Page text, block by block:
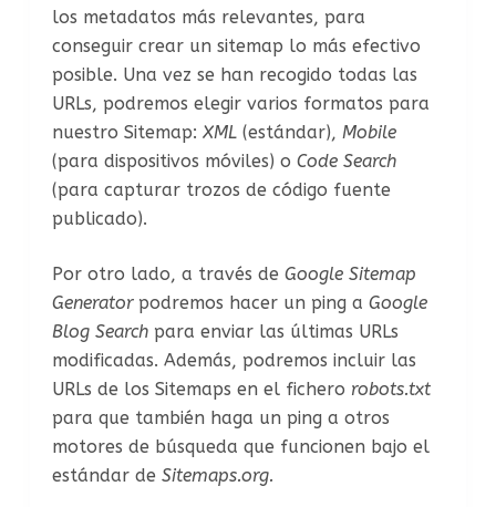
los metadatos más relevantes, para
conseguir crear un sitemap lo más efectivo
posible. Una vez se han recogido todas las
URLs, podremos elegir varios formatos para
nuestro Sitemap: XML (estándar), Mobile
(para dispositivos móviles) o Code Search
(para capturar trozos de código fuente
publicado).
Por otro lado, a través de Google Sitemap
Generator podremos hacer un ping a Google
Blog Searchpara enviar las últimas URLs
modificadas. Además, podremos incluir las
URLs de los Sitemaps en el fichero robots.txt
para que también haga un ping a otros
motores de búsqueda que funcionen bajo el
estándar de Sitemaps.org.